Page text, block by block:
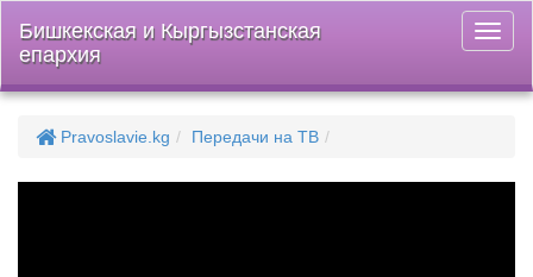
меню
Бишкекская и Кыргызстанская
епархия
Pravoslavie.kg Передачи на ТВ